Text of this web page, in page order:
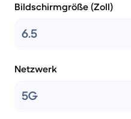
Bildschirmgröße (Zoll)
6.5
Netzwerk
5G